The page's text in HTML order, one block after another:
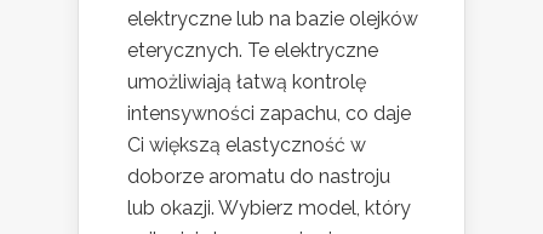
elektryczne lub na bazie olejków
eterycznych. Te elektryczne
umożliwiają łatwą kontrolę
intensywności zapachu, co daje
Ci większą elastyczność w
doborze aromatu do nastroju
lub okazji. Wybierz model, który